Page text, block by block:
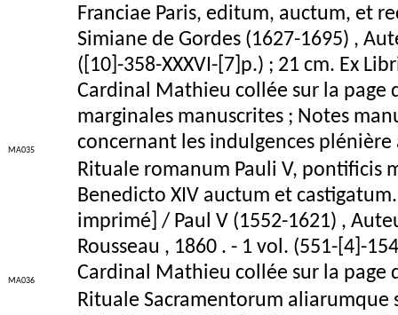
MA035
Franciae Paris, editum, auctum, et
Simiane de Gordes (1627-1695) ,
([10]-358-XXXVI-[7]p.) ; 21 cm. Ex
Cardinal Mathieu collée sur la page
marginales manuscrites ; Notes
concernant les indulgences
MA036
Rituale romanum Pauli V, pontificis
Benedicto XIV auctum et
imprimé] / Paul V (1552-1621) ,
Rousseau , 1860 . - 1 vol. (551-[4]-
Cardinal Mathieu collée sur la page
Rituale Sacramentorum aliarumque